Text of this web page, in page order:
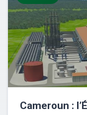
Cameroun :